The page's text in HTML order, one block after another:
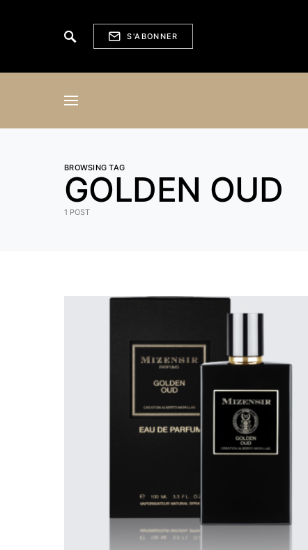
S'ABONNER
BROWSING TAG
GOLDEN OUD
1 POST